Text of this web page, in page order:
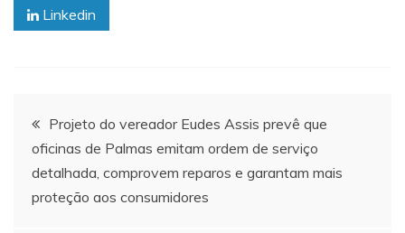
Linkedin
Navegação
de
Post
Projeto do vereador Eudes Assis prevê que
oficinas de Palmas emitam ordem de serviço
detalhada, comprovem reparos e garantam mais
proteção aos consumidores